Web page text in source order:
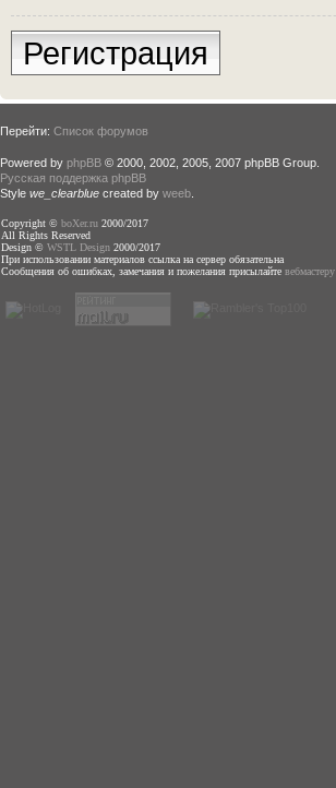
Регистрация
Перейти: Список форумов
Powered by phpBB © 2000, 2002, 2005, 2007 phpBB Group.
Русская поддержка phpBB
Style we_clearblue created by weeb
Copyright © boXer.ru 2000/2017
All Rights Reserved
Design © WSTL Design 2000/2017
При использовании материалов ссылка на сервер обязательна
Сообщения об ошибках, замечания и пожелания присылайте вебмастеру